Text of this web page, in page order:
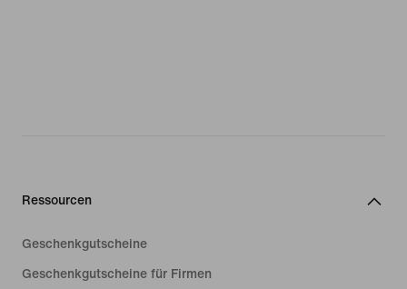
Ressourcen
Geschenkgutscheine
Geschenkgutscheine für Firmen